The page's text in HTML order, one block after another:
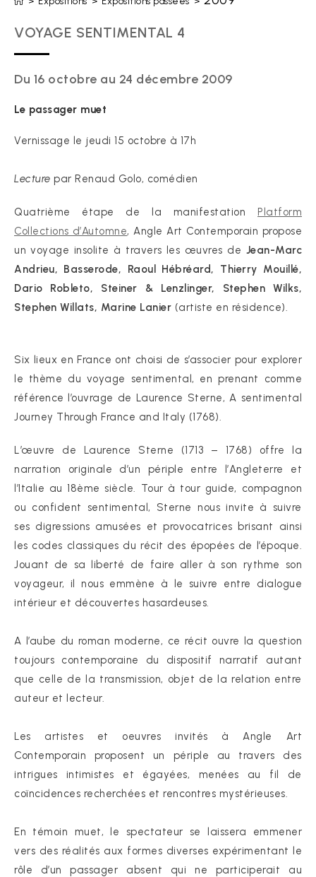
VOYAGE SENTIMENTAL 4
Du 16 octobre au 24 décembre 2009
Le passager muet
Vernissage le jeudi 15 octobre à 17h
Lecture par Renaud Golo, comédien
Quatrième étape de la manifestation Platform
Collections d’Automne, Angle Art Contemporain propose
un voyage insolite à travers les œuvres de Jean-Marc
Andrieu, Basserode, Raoul Hébréard, Thierry Mouillé,
Dario Robleto, Steiner & Lenzlinger, Stephen Wilks,
Stephen Willats, Marine Lanier (artiste en résidence).
Six lieux en France ont choisi de s’associer pour explorer
le thème du voyage sentimental, en prenant comme
référence l’ouvrage de Laurence Sterne, A sentimental
Journey Through France and Italy (1768).
L’œuvre de Laurence Sterne (1713 – 1768) offre la
narration originale d’un périple entre l’Angleterre et
l’Italie au 18ème siècle. Tour à tour guide, compagnon
ou confident sentimental, Sterne nous invite à suivre
ses digressions amusées et provocatrices brisant ainsi
les codes classiques du récit des épopées de l’époque.
Jouant de sa liberté de faire aller à son rythme son
voyageur, il nous emmène à le suivre entre dialogue
intérieur et découvertes hasardeuses.
A l’aube du roman moderne, ce récit ouvre la question
toujours contemporaine du dispositif narratif autant
que celle de la transmission, objet de la relation entre
auteur et lecteur.
Les artistes et oeuvres invités à Angle Art
Contemporain proposent un périple au travers des
intrigues intimistes et égayées, menées au fil de
coïncidences recherchées et rencontres mystérieuses.
En témoin muet, le spectateur se laissera emmener
vers des réalités aux formes diverses expérimentant le
rôle d’un passager absent qui ne participerait au